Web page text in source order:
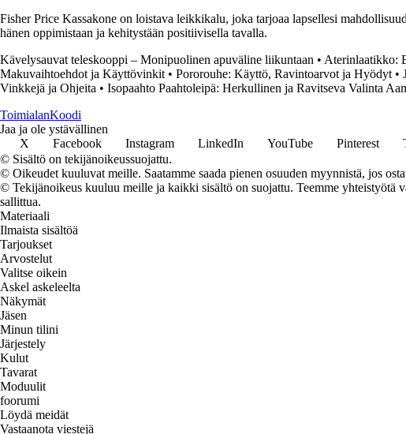
Fisher Price Kassakone on loistava leikkikalu, joka tarjoaa lapsellesi
hänen oppimistaan ja kehitystään positiivisella tavalla.
Kävelysauvat teleskooppi – Monipuolinen apuväline liikuntaan • Aterinlaatikko:
Makuvaihtoehdot ja Käyttövinkit • Pororouhe: Käyttö, Ravintoarvot ja Hyödyt •
Vinkkejä ja Ohjeita • Isopaahto Paahtoleipä: Herkullinen ja Ravitseva Valinta
ToimialanKoodi
Jaa ja ole ystävällinen
X
Facebook Instagram LinkedIn YouTube Pinterest
© Sisältö on tekijänoikeussuojattu.
© Oikeudet kuuluvat meille. Saatamme saada pienen osuuden myynnistä, jos
© Tekijänoikeus kuuluu meille ja kaikki sisältö on suojattu. Teemme yhteistyötä
sallittua.
Materiaali
Ilmaista sisältöä
Tarjoukset
Arvostelut
Valitse oikein
Askel askeleelta
Näkymät
Jäsen
Minun tilini
Järjestely
Kulut
Tavarat
Moduulit
foorumi
Löydä meidät
Vastaanota viestejä